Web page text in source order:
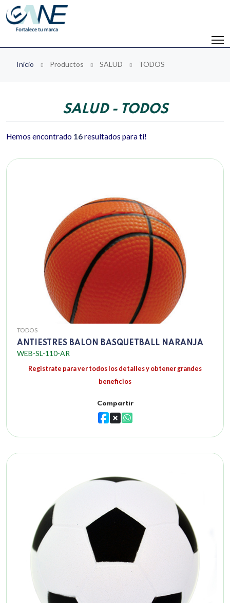
Inicio Productos SALUD TODOS
SALUD - TODOS
Hemos encontrado 16resultados para tí!
TODOS
ANTIESTRES BALON BASQUETBALL NARANJA
WEB-SL-110-AR
Registrate para ver todos los detalles y obtener grandes
beneficios
Compartir